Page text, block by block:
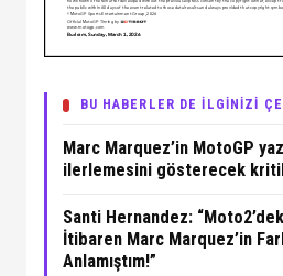
BU HABERLER DE İLGİNİZİ
Marc Marquez’in MotoGP
ilerlemesini gösterecek
Santi Hernandez:
İtibaren Marc Marquez’in
Anlamıştım!”